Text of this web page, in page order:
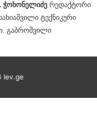
ჭოხონელიძე რედაქტორი
ტექნიკური
გაბროშვილი
lev.ge